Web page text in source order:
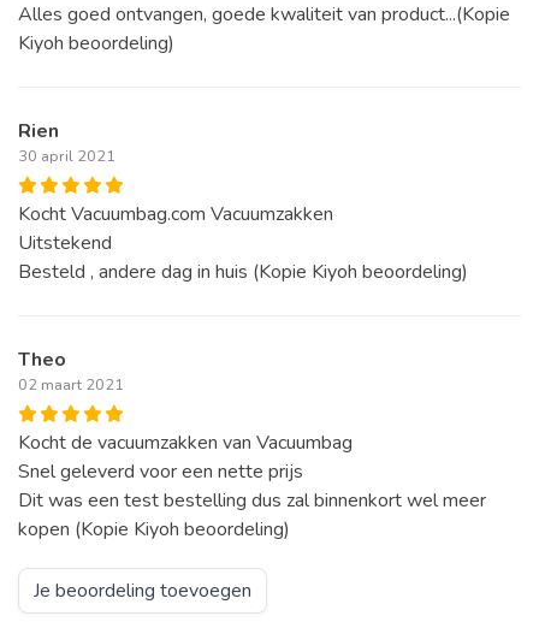
Alles goed ontvangen, goede kwaliteit van product...(Kopie
Kiyoh beoordeling)
Rien
30 april 2021
Kocht Vacuumbag.com Vacuumzakken
Uitstekend
Besteld , andere dag in huis (Kopie Kiyoh beoordeling)
Theo
02 maart 2021
Kocht de vacuumzakken van Vacuumbag
Snel geleverd voor een nette prijs
Dit was een test bestelling dus zal binnenkort wel meer
kopen (Kopie Kiyoh beoordeling)
Je beoordeling toevoegen